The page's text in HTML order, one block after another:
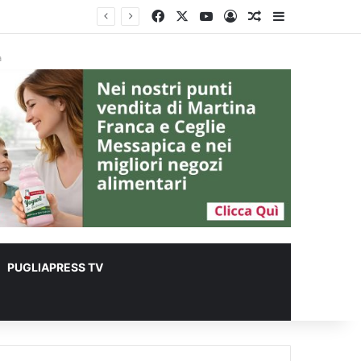
quadrati FacebookYou TubeAccediUn articolo a
PUGLIAPRESS TV